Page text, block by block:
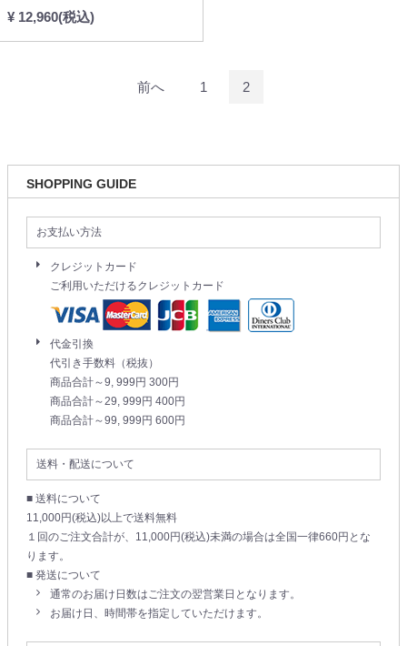
¥ 12,960(税込)
前へ 1 2
SHOPPING GUIDE
お支払い方法
クレジットカード
ご利用いただけるクレジットカード
代金引換
代引き手数料（税抜）
商品合計～9, 999円 300円
商品合計～29, 999円 400円
商品合計～99, 999円 600円
送料・配送について
■ 送料について
11,000円(税込)以上で送料無料
１回のご注文合計が、11,000円(税込)未満の場合は全国一律660円とな
ります。
■ 発送について
通常のお届け日数はご注文の翌営業日となります。
お届け日、時間帯を指定していただけます。